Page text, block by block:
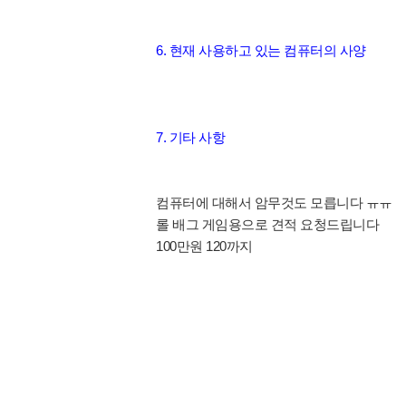
6. 현재 사용하고 있는 컴퓨터의 사양
7. 기타 사항
컴퓨터에 대해서 암무것도 모릅니다 ㅠㅠ
롤 배그 게임용으로 견적 요청드립니다
100만원 120까지